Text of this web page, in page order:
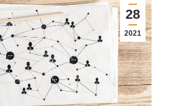
28
2021